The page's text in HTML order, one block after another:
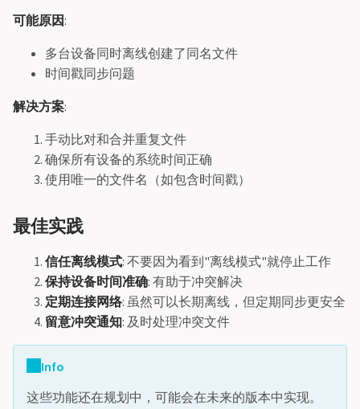
可能原因 :
多台设备同时离线创建了同名文件
时间戳同步问题
解决方案:
手动比对和合并重复文件
确保所有设备的系统时间正确
使用唯一的文件名（如包含时间戳）
最佳实践
信任离线模式: 不要因为看到"离线模式"就停止工作
保持设备时间准确: 有助于冲突解决
定期连接网络: 虽然可以长期离线，但定期同步更安全
留意冲突通知: 及时处理冲突文件
Info
这些功能还在规划中，可能会在未来的版本中实现。